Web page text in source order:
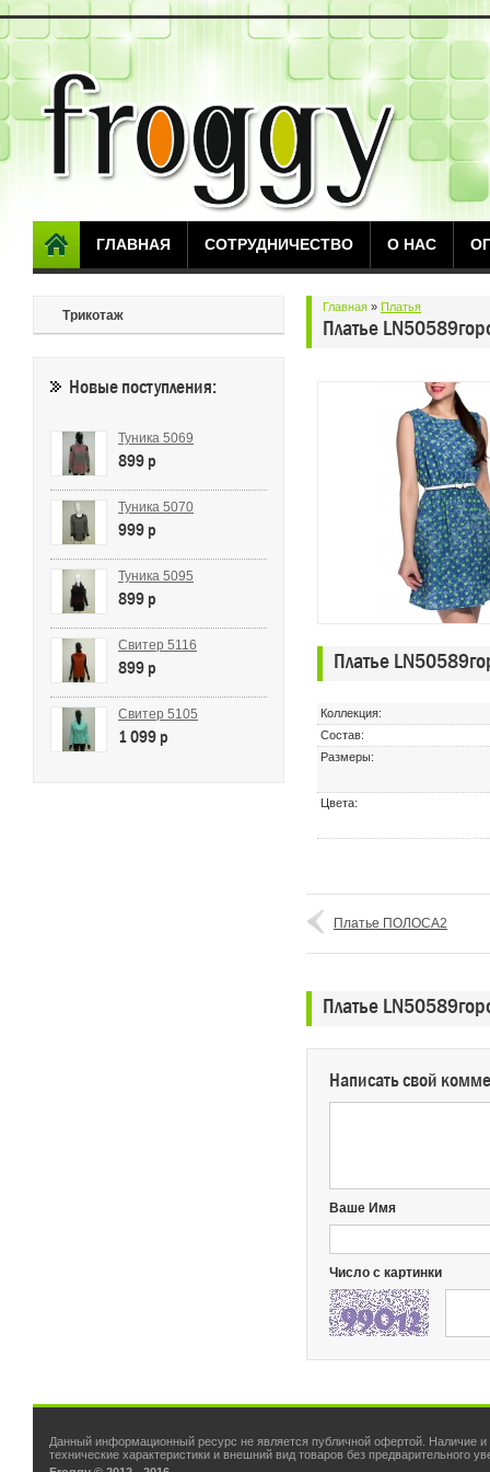
ГЛАВНАЯ СОТРУДНИЧЕСТВО О НАС
Главная » Платья
Платье
Платье
Коллекция:
Состав:
Размеры:
Цвета:
Платье ПОЛОСА2
Платье
Написать свой
Ваше Имя
Число с картинки
Трикотаж
Новые поступления:
Туника 5069
899 p
Туника 5070
999 p
Туника 5095
899 p
Свитер 5116
899 p
Свитер 5105
1 099 p
Данный информационный ресурс не является публичной офертой. Наличие
технические характеристики и внешний вид товаров без предварительного